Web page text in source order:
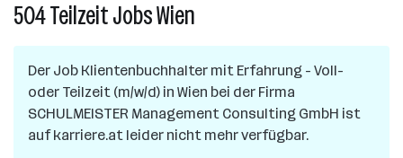
504TeilzeitJobsWien
in
Wien
Der Job Klientenbuchhalter mit Erfahrung - Voll-
oder Teilzeit (m/w/d) in Wien bei der Firma
SCHULMEISTER Management Consulting GmbH ist
auf karriere.at leider nicht mehr verfügbar.